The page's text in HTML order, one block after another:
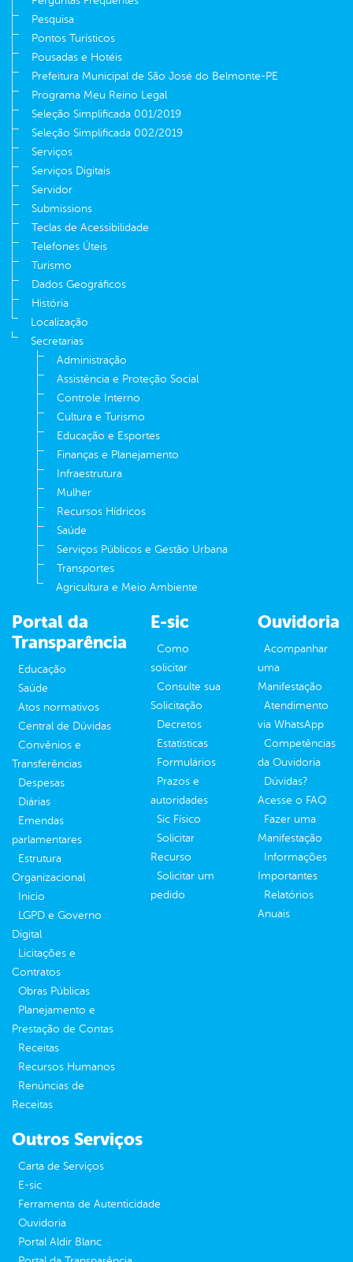
Pesquisa
Pontos Turísticos
Pousadas e Hotéis
Prefeitura Municipal de São José do Belmonte-PE
Programa Meu Reino Legal
Seleção Simplificada 001/2019
Seleção Simplificada 002/2019
Serviços
Serviços Digitais
Servidor
Submissions
Teclas de Acessibilidade
Telefones Úteis
Turismo
Dados Geográficos
História
Localização
Secretarias
Administração
Assistência e Proteção Social
Controle Interno
Cultura e Turismo
Educação e Esportes
Finanças e Planejamento
Infraestrutura
Mulher
Recursos Hídricos
Saúde
Serviços Públicos e Gestão Urbana
Transportes
Agricultura e Meio Ambiente
Portal da
Transparência
Educação
Saúde
Atos normativos
Central de Dúvidas
Convênios e
Transferências
Despesas
Diárias
Emendas
parlamentares
Estrutura
Organizacional
Inicio
LGPD e Governo
Digital
Licitações e
Contratos
Obras Públicas
Planejamento e
Prestação de Contas
Receitas
Recursos Humanos
Renúncias de
Receitas
E-sic
Como
solicitar
Consulte sua
Solicitação
Decretos
Estatísticas
Formulários
Prazos e
autoridades
Sic Físico
Solicitar
Recurso
Solicitar um
pedido
Ouvidoria
Acompanhar
uma
Manifestação
Atendimento
via WhatsApp
Competências
da Ouvidoria
Dúvidas?
Acesse o FAQ
Fazer uma
Manifestação
Informações
Importantes
Relatórios
Anuais
Outros Serviços
Carta de Serviços
E-sic
Ferramenta de Autenticidade
Ouvidoria
Portal Aldir Blanc